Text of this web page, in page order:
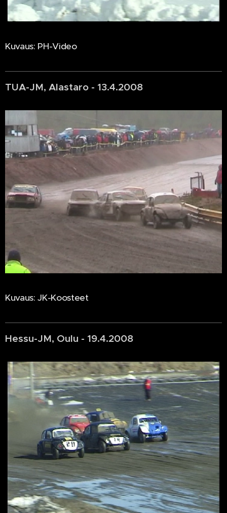
Kuvaus: PH-Video
TUA-JM, Alastaro - 13.4.2008
Kuvaus: JK-Koosteet
Hessu-JM, Oulu - 19.4.2008